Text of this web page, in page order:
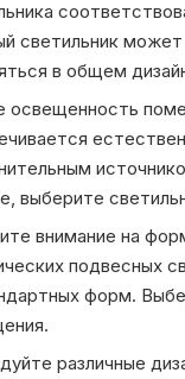
светильник
в общем
освещенность
выберите
внимание на
подвесных
форм.
различные